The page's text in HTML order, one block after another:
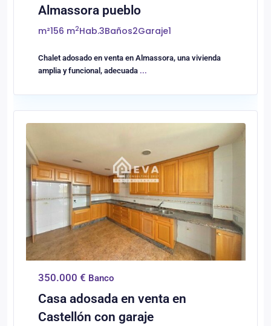
Almassora pueblo
m²156 m2Hab.3Baños2Garaje1
Chalet adosado en venta en Almassora, una vivienda
amplia y funcional, adecuada ...
0 Castellón/Castelló
350.000 € Banco
Casa adosada en venta en
Castellón con garaje